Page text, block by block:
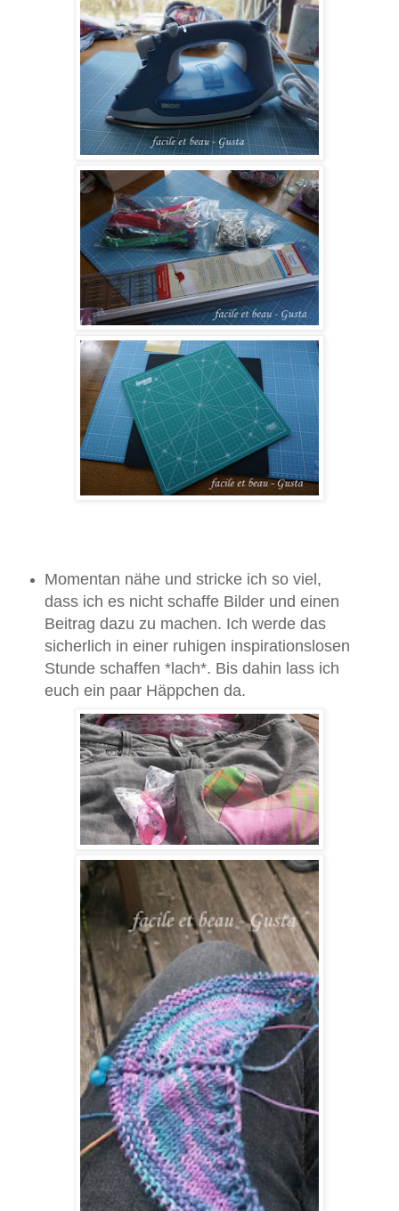
Momentan nähe und stricke ich so viel,
dass ich es nicht schaffe Bilder und einen
Beitrag dazu zu machen. Ich werde das
sicherlich in einer ruhigen inspirationslosen
Stunde schaffen *lach*. Bis dahin lass ich
euch ein paar Häppchen da.